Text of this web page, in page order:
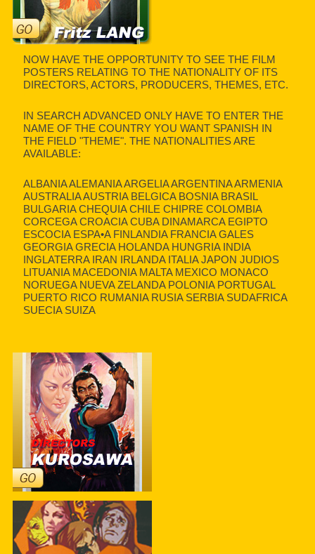
NOW HAVE THE OPPORTUNITY TO SEE THE FILM
POSTERS RELATING TO THE NATIONALITY OF ITS
DIRECTORS, ACTORS, PRODUCERS, THEMES, ETC.
IN SEARCH ADVANCED ONLY HAVE TO ENTER THE
NAME OF THE COUNTRY YOU WANT SPANISH IN
THE FIELD "THEME". THE NATIONALITIES ARE
AVAILABLE:
ALBANIA ALEMANIA ARGELIA ARGENTINA ARMENIA
AUSTRALIA AUSTRIA BELGICA BOSNIA BRASIL
BULGARIA CHEQUIA CHILE CHIPRE COLOMBIA
CORCEGA CROACIA CUBA DINAMARCA EGIPTO
ESCOCIA ESPA•A FINLANDIA FRANCIA GALES
GEORGIA GRECIA HOLANDA HUNGRIA INDIA
INGLATERRA IRAN IRLANDA ITALIA JAPON JUDIOS
LITUANIA MACEDONIA MALTA MEXICO MONACO
NORUEGA NUEVA ZELANDA POLONIA PORTUGAL
PUERTO RICO RUMANIA RUSIA SERBIA SUDAFRICA
SUECIA SUIZA